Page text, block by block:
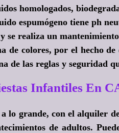
homologados,
espumógeno tiene ph
se realiza un
de colores, por el hecho
de las reglas y seguridad
Infantiles En
lo grande, con el alquiler
de adultos.